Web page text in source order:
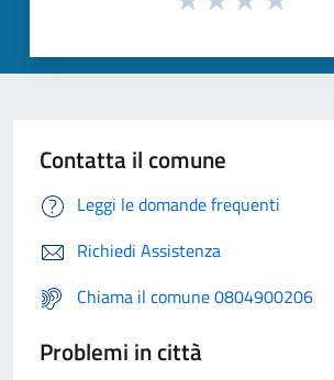
Contatta il comune
Leggi le domande frequenti
Richiedi Assistenza
Chiama il comune 0804900206
Problemi in città